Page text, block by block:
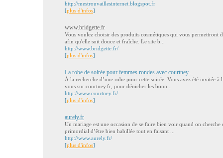
http://mestrouvaillesinternet.blogspot.fr
[plus d'infos]
www.bridgette.fr
Vous voulez choisir des produits cosmétiques qui vous permettront
afin qu'elle soit douce et fraîche. Le site b...
http://www.bridgette.fr/
[plus d'infos]
La robe de soirée pour femmes rondes avec courtney...
À la recherche d’une robe pour cette soirée. Vous avez été invitée à
vous sur courtney.fr, pour dénicher les bonn...
http://www.courtney.fr/
[plus d'infos]
aurely.fr
Un mariage est une occasion de se faire bien voir quand on cherche
primordial d’être bien habillée tout en faisant ...
http://www.aurely.fr/
[plus d'infos]